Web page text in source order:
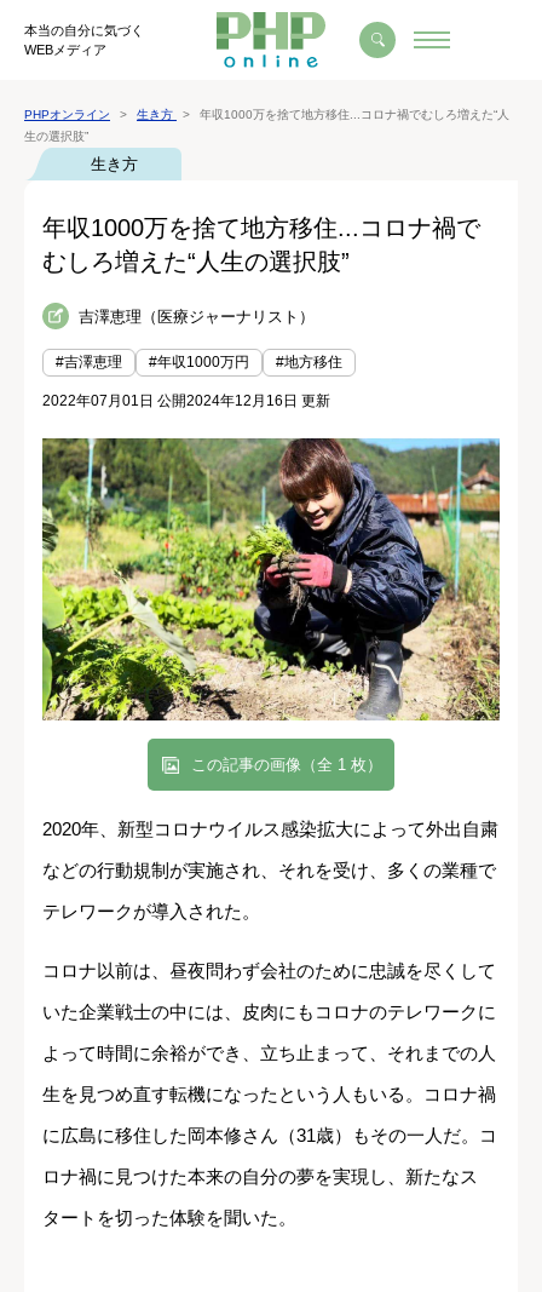
本当の自分に気づく
WEBメディア
PHPオンライン 生き方
年収1000万を捨て地方移住...コロナ禍でむしろ増えた“人
生の選択肢”
生き方
年収1000万を捨て地方移住...コロナ禍で
むしろ増えた“人生の選択肢”
吉澤恵理（医療ジャーナリスト）
#吉澤恵理 #年収1000万円 #地方移住
2022年07月01日 公開2024年12月16日 更新
この記事の画像（全 1 枚）
2020年、新型コロナウイルス感染拡大によって外出自粛
などの行動規制が実施され、それを受け、多くの業種で
テレワークが導入された。
コロナ以前は、昼夜問わず会社のために忠誠を尽くして
いた企業戦士の中には、皮肉にもコロナのテレワークに
よって時間に余裕ができ、立ち止まって、それまでの人
生を見つめ直す転機になったという人もいる。コロナ禍
に広島に移住した岡本修さん（31歳）もその一人だ。コ
ロナ禍に見つけた本来の自分の夢を実現し、新たなス
タートを切った体験を聞いた。